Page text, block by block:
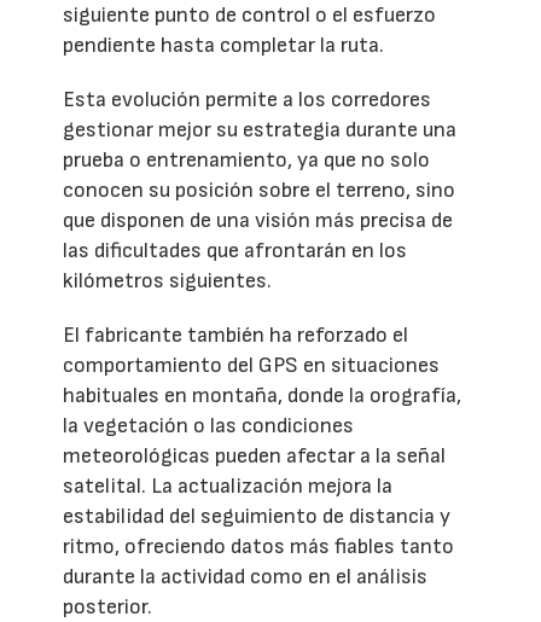
siguiente punto de control o el esfuerzo
pendiente hasta completar la ruta.
Esta evolución permite a los corredores
gestionar mejor su estrategia durante una
prueba o entrenamiento, ya que no solo
conocen su posición sobre el terreno, sino
que disponen de una visión más precisa de
las dificultades que afrontarán en los
kilómetros siguientes.
El fabricante también ha reforzado el
comportamiento del GPS en situaciones
habituales en montaña, donde la orografía,
la vegetación o las condiciones
meteorológicas pueden afectar a la señal
satelital. La actualización mejora la
estabilidad del seguimiento de distancia y
ritmo, ofreciendo datos más fiables tanto
durante la actividad como en el análisis
posterior.